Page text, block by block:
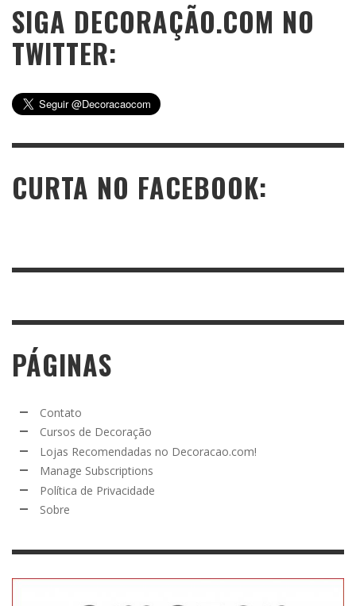
SIGA DECORAÇÃO.COM NO
TWITTER:
CURTA NO FACEBOOK:
PÁGINAS
Contato
Cursos de Decoração
Lojas Recomendadas no Decoracao.com!
Manage Subscriptions
Política de Privacidade
Sobre